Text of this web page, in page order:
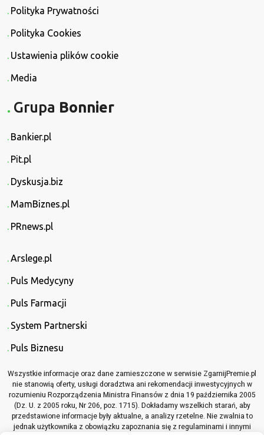
Polityka Prywatności
Polityka Cookies
Ustawienia plików cookie
Media
Grupa Bonnier
Bankier.pl
Pit.pl
Dyskusja.biz
MamBiznes.pl
PRnews.pl
Arslege.pl
Puls Medycyny
Puls Farmacji
System Partnerski
Puls Biznesu
Wszystkie informacje oraz dane zamieszczone w serwisie ZgarnijPremie.pl
nie stanowią oferty, usługi doradztwa ani rekomendacji inwestycyjnych w
rozumieniu Rozporządzenia Ministra Finansów z dnia 19 października 2005
(Dz. U. z 2005 roku, Nr 206, poz. 1715). Dokładamy wszelkich starań, aby
przedstawione informacje były aktualne, a analizy rzetelne. Nie zwalnia to
jednak użytkownika z obowiązku zapoznania się z regulaminami i innymi